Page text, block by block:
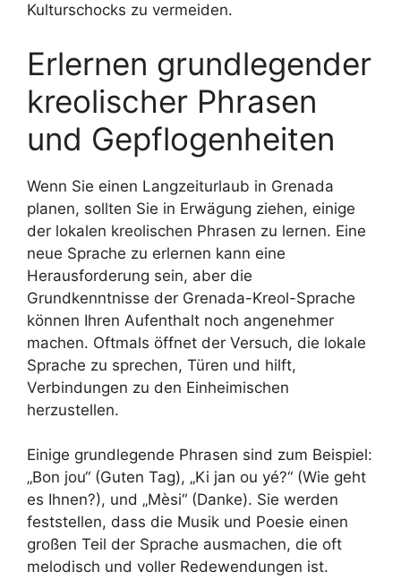
Kulturschocks zu vermeiden.
Erlernen grundlegender
kreolischer Phrasen
und Gepflogenheiten
Wenn Sie einen Langzeiturlaub in Grenada
planen, sollten Sie in Erwägung ziehen, einige
der lokalen kreolischen Phrasen zu lernen. Eine
neue Sprache zu erlernen kann eine
Herausforderung sein, aber die
Grundkenntnisse der Grenada-Kreol-Sprache
können Ihren Aufenthalt noch angenehmer
machen. Oftmals öffnet der Versuch, die lokale
Sprache zu sprechen, Türen und hilft,
Verbindungen zu den Einheimischen
herzustellen.
Einige grundlegende Phrasen sind zum Beispiel:
„Bon jou“ (Guten Tag), „Ki jan ou yé?“ (Wie geht
es Ihnen?), und „Mèsi“ (Danke). Sie werden
feststellen, dass die Musik und Poesie einen
großen Teil der Sprache ausmachen, die oft
melodisch und voller Redewendungen ist.